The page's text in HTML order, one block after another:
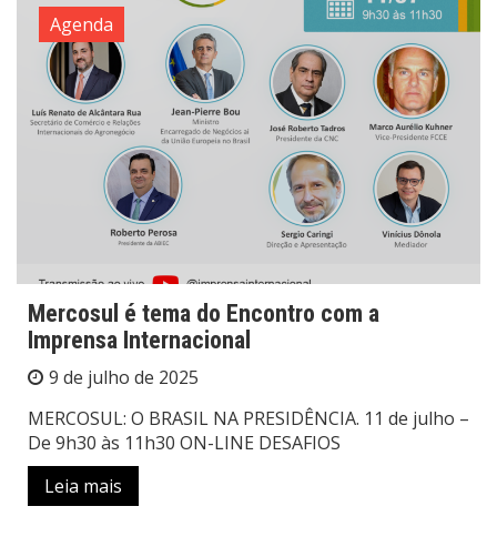
Agenda
Mercosul é tema do Encontro com a
Imprensa Internacional
9 de julho de 2025
MERCOSUL: O BRASIL NA PRESIDÊNCIA. 11 de julho –
De 9h30 às 11h30 ON-LINE DESAFIOS
Leia mais